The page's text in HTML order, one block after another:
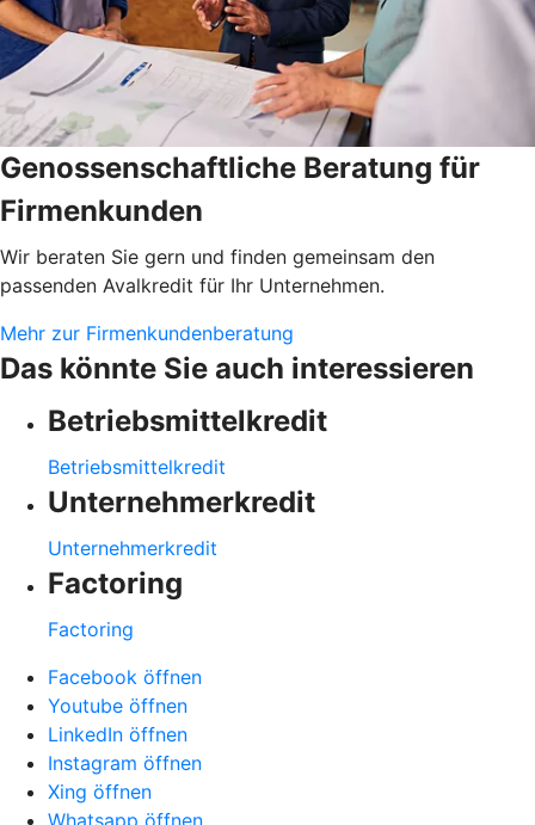
Genossenschaftliche Beratung für
Firmenkunden
Wir beraten Sie gern und finden gemeinsam den
passenden Avalkredit für Ihr Unternehmen.
Mehr zur Firmenkundenberatung
Das könnte Sie auch interessieren
Betriebsmittelkredit
Betriebsmittelkredit
Unternehmerkredit
Unternehmerkredit
Factoring
Factoring
Facebook öffnen
Youtube öffnen
LinkedIn öffnen
Instagram öffnen
Xing öffnen